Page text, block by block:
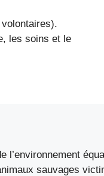
les soins et le
l’environnement
sauvages